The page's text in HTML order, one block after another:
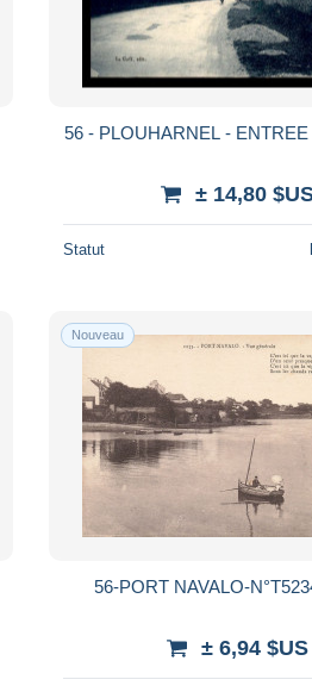
56 - PLOUHARNEL -
± 14,80
Statut
Nouveau
56-PORT NAVALO-
± 6,94 $US